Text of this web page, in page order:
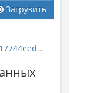
Загрузить
download/mineral_61206.jpg